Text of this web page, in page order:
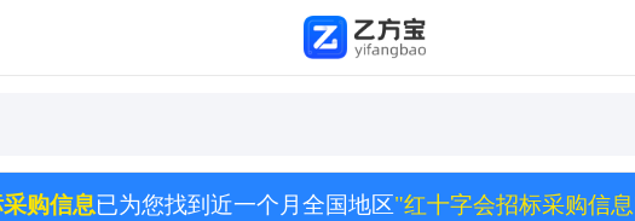
购信息已为您找到近一个月全国地区"红十字会招标采购信